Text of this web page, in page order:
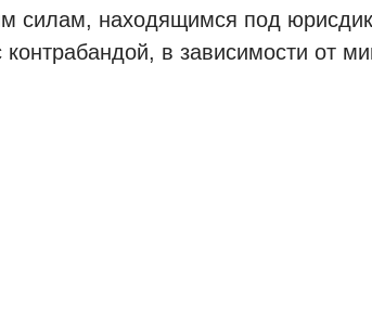
силам, находящимся под
контрабандой, в зависимости от